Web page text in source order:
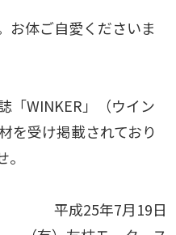
お体ご自愛くださいま
「WINKER」（ウイン
を受け掲載されており
平成25年7月19日